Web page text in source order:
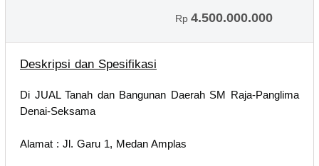
Rp 4.500.000.000
Deskripsi dan Spesifikasi
Di JUAL Tanah dan Bangunan Daerah SM Raja-Panglima
Denai-Seksama
Alamat : Jl. Garu 1, Medan Amplas